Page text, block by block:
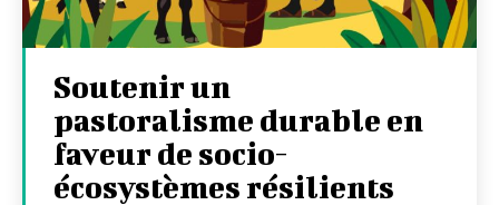
Soutenir un
pastoralisme durable en
faveur de socio-
écosystèmes résilients